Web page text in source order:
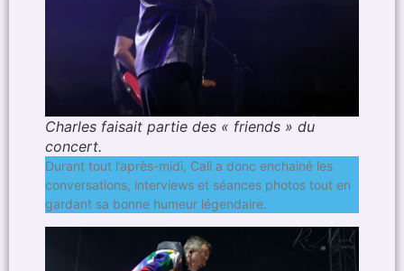
Charles faisait partie des « friends » du
concert.
Durant tout l’après-midi, Cali a donc enchainé les
conversations, interviews et séances photos tout en
gardant sa bonne humeur légendaire.